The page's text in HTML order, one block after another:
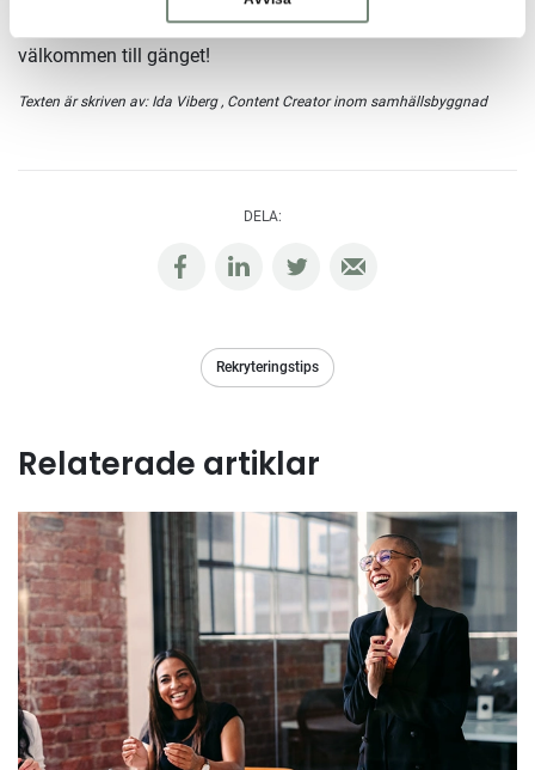
och dina kollegor snart kan hälsa en ny, härlig medarbetare
välkommen till gänget!
Texten är skriven av: Ida Viberg , Content Creator inom samhällsbyggnad
DELA:
Rekryteringstips
Relaterade artiklar